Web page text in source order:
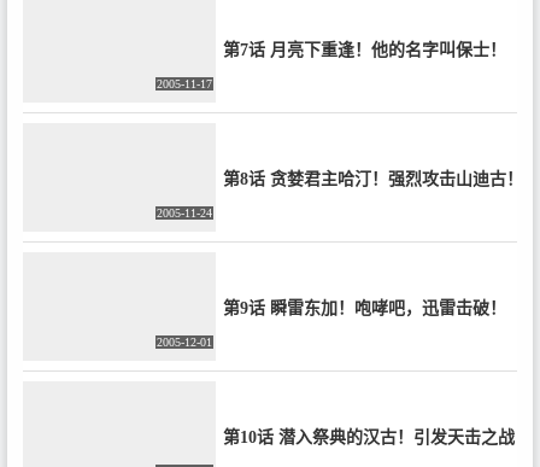
2005-11-17
第7话 月亮下重逢！他的名字叫保士！
2005-11-24
第8话 贪婪君主哈汀！强烈攻击山迪古！
2005-12-01
第9话 瞬雷东加！咆哮吧，迅雷击破！
第10话 潜入祭典的汉古！引发天击之战！